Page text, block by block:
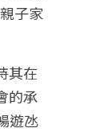
子家
其在
的承
遊氹